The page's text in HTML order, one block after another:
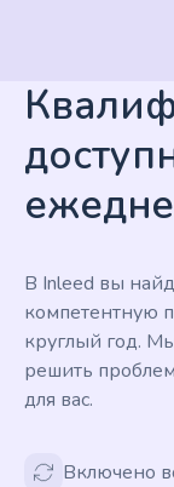
В Inleed вы
компетентную
круглый год.
решить
для вас.
Включено